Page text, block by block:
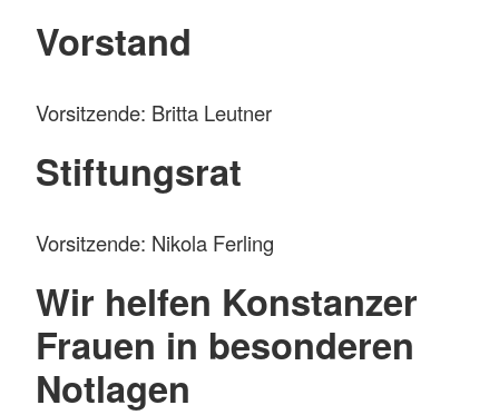
Vorstand
Vorsitzende: Britta Leutner
Stiftungsrat
Vorsitzende: Nikola Ferling
Wir helfen Konstanzer
Frauen in besonderen
Notlagen